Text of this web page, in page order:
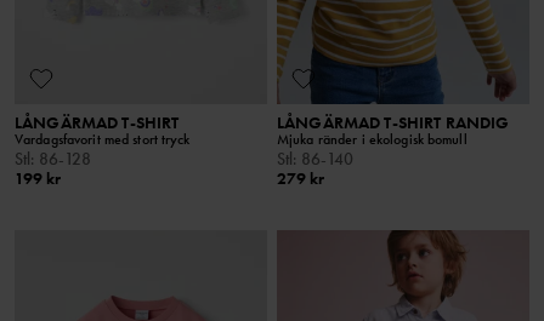
LÅNGÄRMAD T-SHIRT
Vardagsfavorit med stort tryck
Stl: 86-128
199 kr
LÅNGÄRMAD T-SHIRT RANDIG
Mjuka ränder i ekologisk bomull
Stl: 86-140
279 kr